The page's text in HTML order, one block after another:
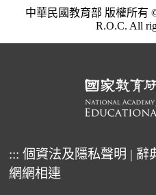
中華民國教育部 版權所有
R.O.C. All
::: 個資法及隱私聲明 | 辭
網網相連